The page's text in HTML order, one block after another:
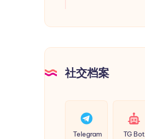
社交档案
Telegram TG Bot